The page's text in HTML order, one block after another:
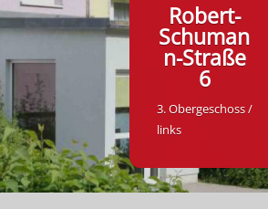
Robert-
Schuman
n-Straße
6
3. Obergeschoss /
links